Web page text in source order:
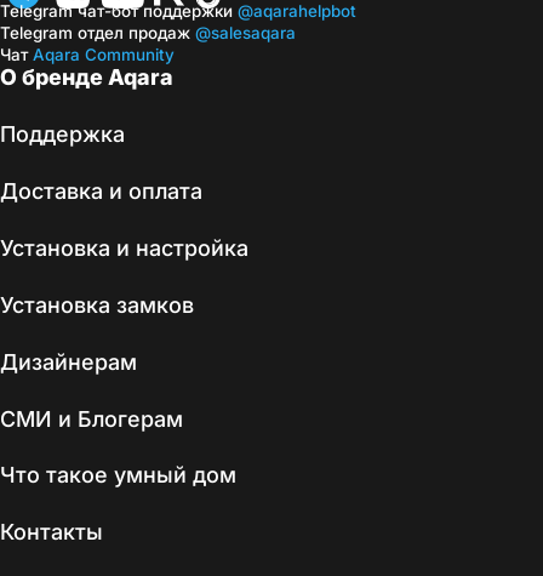
О бренде Aqara
Поддержка
Доставка и оплата
Установка и настройка
Установка замков
Дизайнерам
СМИ и Блогерам
Что такое умный дом
Контакты
Telegram чат-бот поддержки @aqarahelpbot
Telegram отдел продаж @salesaqara
ЧатAqara Community